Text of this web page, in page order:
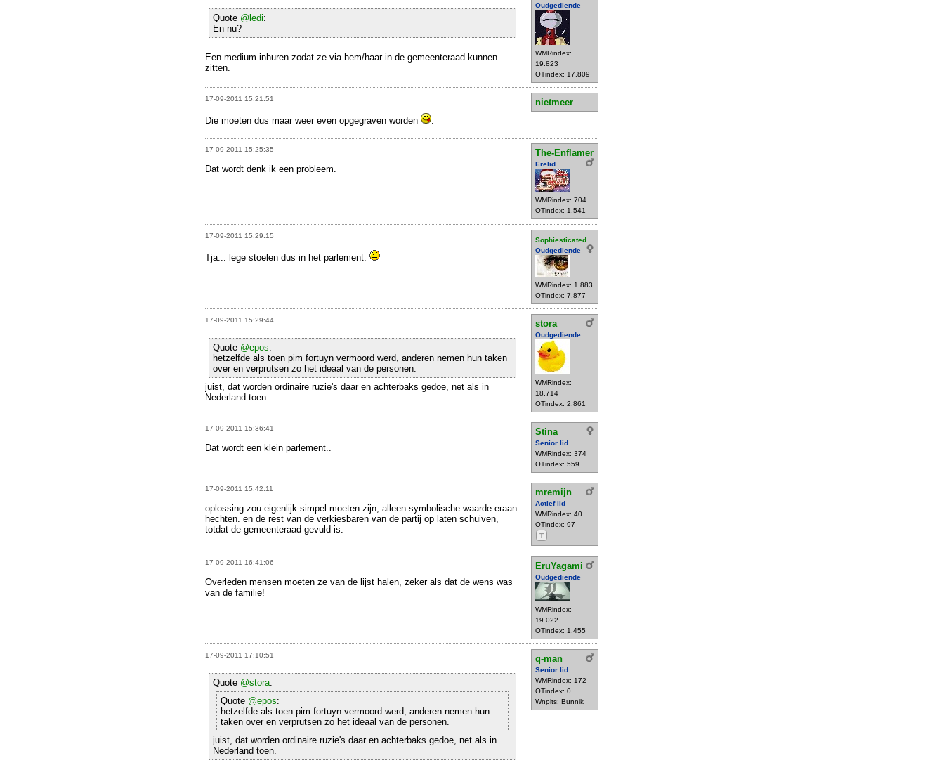
Oudgediende
WMRindex:
19.823
OTindex: 17.809
Quote @ledi:
En nu?
Een medium inhuren zodat ze via hem/haar in de gemeenteraad kunnen
zitten.
17-09-2011 15:21:51
nietmeer
Die moeten dus maar weer even opgegraven worden
17-09-2011 15:25:35 The-Enflamer
Erelid
WMRindex: 704
OTindex: 1.541
Dat wordt denk ik een probleem.
17-09-2011 15:29:15
Sophiesticated
Oudgediende
WMRindex: 1.883
OTindex: 7.877
Tja... lege stoelen dus in het parlement.
17-09-2011 15:29:44 stora
Oudgediende
WMRindex:
18.714
OTindex: 2.861
Quote @epos:
hetzelfde als toen pim fortuyn vermoord werd, anderen nemen hun taken
over en verprutsen zo het ideaal van de personen.
juist, dat worden ordinaire ruzie's daar en achterbaks gedoe, net als in
Nederland toen.
17-09-2011 15:36:41 Stina
Senior lid
WMRindex: 374
OTindex: 559
Dat wordt een klein parlement..
17-09-2011 15:42:11 mremijn
Actief lid
WMRindex: 40
OTindex: 97
T
oplossing zou eigenlijk simpel moeten zijn, alleen symbolische waarde eraan
hechten. en de rest van de verkiesbaren van de partij op laten schuiven,
totdat de gemeenteraad gevuld is.
17-09-2011 16:41:06 EruYagami
Oudgediende
WMRindex:
19.022
OTindex: 1.455
Overleden mensen moeten ze van de lijst halen, zeker als dat de wens was
van de familie!
17-09-2011 17:10:51 q-man
Senior lid
WMRindex: 172
OTindex: 0
Wnplts: Bunnik
Quote @stora:
Quote @epos:
hetzelfde als toen pim fortuyn vermoord werd, anderen nemen hun
taken over en verprutsen zo het ideaal van de personen.
juist, dat worden ordinaire ruzie's daar en achterbaks gedoe, net als in
Nederland toen.